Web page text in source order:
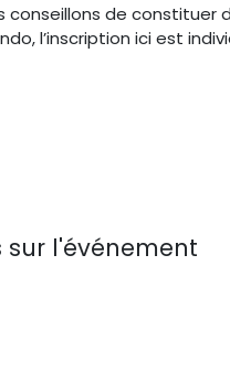
conseillons de constituer
l’inscription ici est
l'événement